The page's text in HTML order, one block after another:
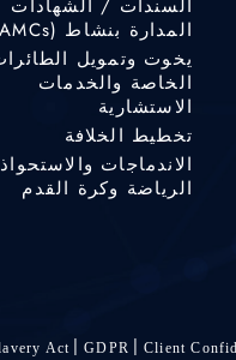
السندات / الشهادات
المدارة بنشاط (AMCs)
يخوت وتمويل
الخاصة والخدمات
الاستشارية
تخطيط الخلافة
الاندماجات
الرياضة وكرة القدم
Client
GDPR
Act